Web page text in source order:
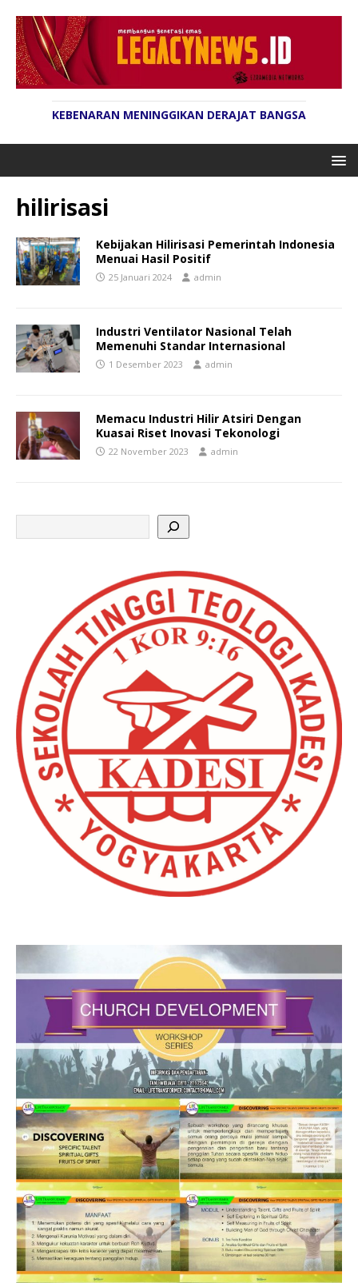
KEBENARAN MENINGGIKAN DERAJAT BANGSA
hilirisasi
Kebijakan Hilirisasi Pemerintah Indonesia
Menuai Hasil Positif
25 Januari 2024 admin
Industri Ventilator Nasional Telah
Memenuhi Standar Internasional
1 Desember 2023 admin
Memacu Industri Hilir Atsiri Dengan
Kuasai Riset Inovasi Tekonologi
22 November 2023 admin